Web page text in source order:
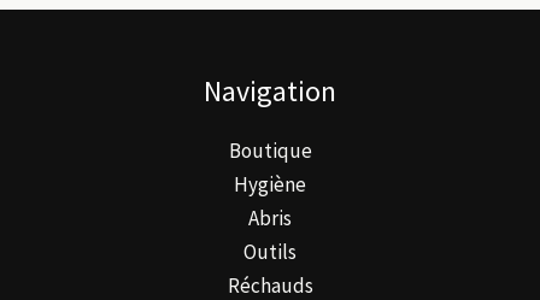
choisies
la
page
du
produit
Navigation
Boutique
Hygiène
Abris
Outils
Réchauds